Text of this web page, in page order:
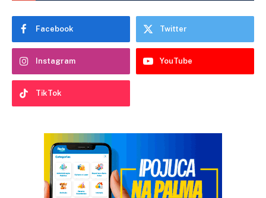
Facebook Twitter
Instagram YouTube
TikTok